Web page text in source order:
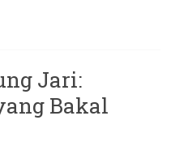
Jari:
Bakal